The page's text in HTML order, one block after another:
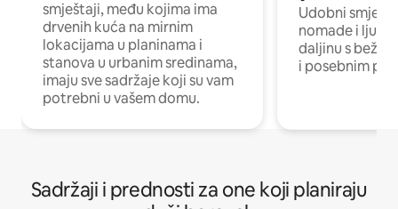
smještaji, među kojima ima
drvenih kuća na mirnim
lokacijama u planinama i
stanova u urbanim sredinama,
imaju sve sadržaje koji su vam
potrebni u vašem domu.
Udobni
nomade i ljude
daljinu s
i posebnim
Sadržaji i prednosti za one koji planiraju